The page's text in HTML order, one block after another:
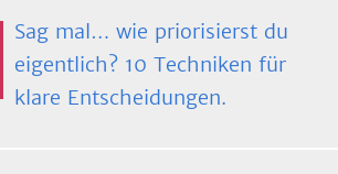
Sag mal… wie priorisierst du
eigentlich? 10 Techniken für
klare Entscheidungen.